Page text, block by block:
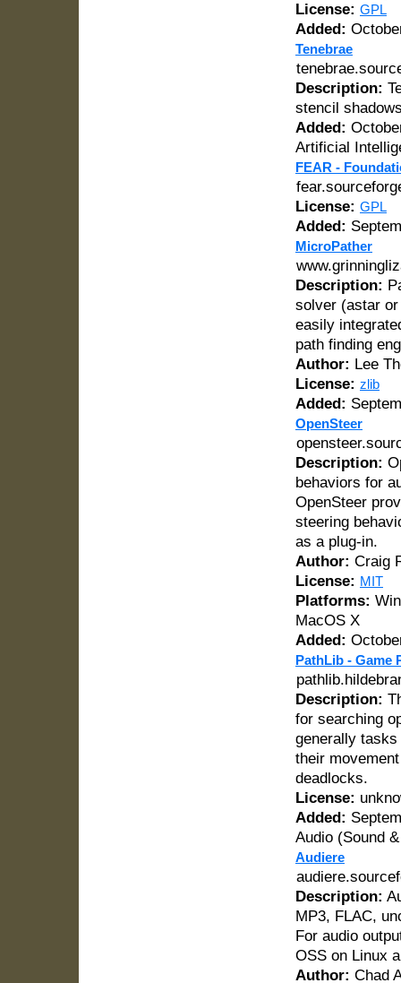
License: GPL
Added:
Tenebrae
Description:
stencil
Added:
Artificial
FEAR -
License: GPL
Added:
MicroPather
Description:
solver (astar
easily
path finding
Author: Lee
License: zlib
Added:
OpenSteer
Description:
behaviors for
OpenSteer
steering
as a plug-in.
Author: Craig
License: MIT
Platforms:
MacOS X
Added:
PathLib - Game
Description:
for searching
generally
their
deadlocks.
License:
Added:
Audio (Sound
Audiere
Description:
MP3, FLAC,
For audio
OSS on Linux
Author: Chad